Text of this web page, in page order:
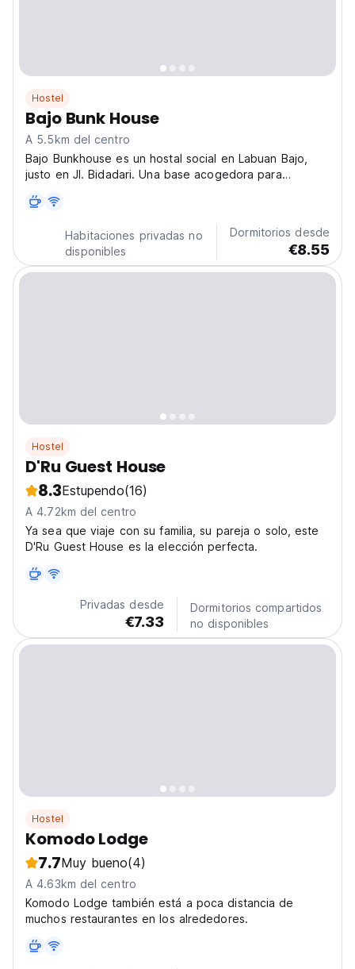
Hostel
Bajo Bunk House
A 5.5km del centro
Bajo Bunkhouse es un hostal social en Labuan Bajo,
justo en Jl. Bidadari. Una base acogedora para
y las islas de Indonesia. (Auto-translated from original
Habitaciones privadas no
disponibles
Dormitorios desde
€8.55
Hostel
D'Ru Guest House
8.3Estupendo(16)
A 4.72km del centro
Ya sea que viaje con su familia, su pareja o solo, este
D'Ru Guest House es la elección perfecta.
Privadas desde
€7.33
Dormitorios compartidos
no disponibles
Hostel
Komodo Lodge
7.7Muy bueno(4)
A 4.63km del centro
Komodo Lodge también está a poca distancia de
muchos restaurantes en los alrededores.